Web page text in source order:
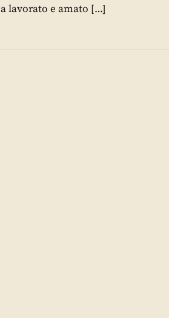
lavorato e amato […]